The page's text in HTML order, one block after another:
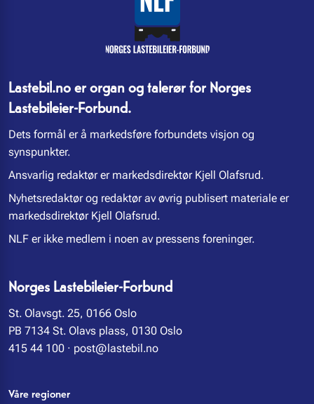
Lastebil.no er organ og talerør for Norges
Lastebileier-Forbund.
Dets formål er å markedsføre forbundets visjon og
synspunkter.
Ansvarlig redaktør er markedsdirektør Kjell Olafsrud.
Nyhetsredaktør og redaktør av øvrig publisert materiale er
markedsdirektør Kjell Olafsrud.
NLF er ikke medlem i noen av pressens foreninger.
Norges Lastebileier-Forbund
St. Olavsgt. 25, 0166 Oslo
PB 7134 St. Olavs plass, 0130 Oslo
415 44 100 · post@lastebil.no
Våre regioner